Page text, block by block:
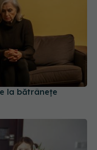
la bătrânețe